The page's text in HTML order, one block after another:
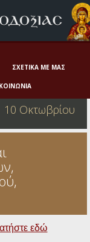
ΣΧΕΤΙΚΆ ΜΕ ΜΑΣ
10 Οκτωβρίου
εδώ